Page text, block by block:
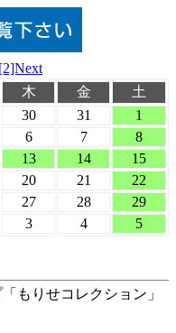
[2]Next
木 金
土
30 31
1
6 7
8
13 14
15
20 21
22
27 28
29
3 4
5
もりせコレクション」